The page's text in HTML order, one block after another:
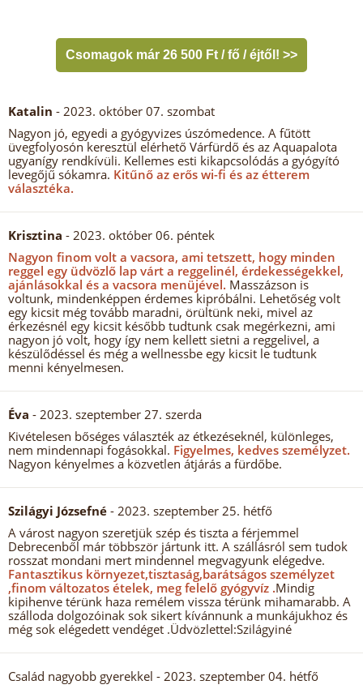
Csomagok már 26 500 Ft / fő / éjtől! >>
Katalin - 2023. október 07. szombat
Nagyon jó, egyedi a gyógyvizes úszómedence. A fűtött
üvegfolyosón keresztül elérhető Várfürdő és az Aquapalota
ugyanígy rendkívüli. Kellemes esti kikapcsolódás a gyógyító
levegőjű sókamra. Kitűnő az erős wi-fi és az étterem
választéka.
Krisztina - 2023. október 06. péntek
Nagyon finom volt a vacsora, ami tetszett, hogy minden
reggel egy üdvözlő lap várt a reggelinél, érdekességekkel,
ajánlásokkal és a vacsora menüjével. Masszázson is
voltunk, mindenképpen érdemes kipróbálni. Lehetőség volt
egy kicsit még tovább maradni, örültünk neki, mivel az
érkezésnél egy kicsit később tudtunk csak megérkezni, ami
nagyon jó volt, hogy így nem kellett sietni a reggelivel, a
készülődéssel és még a wellnessbe egy kicsit le tudtunk
menni kényelmesen.
Éva - 2023. szeptember 27. szerda
Kivételesen bőséges választék az étkezéseknél, különleges,
nem mindennapi fogásokkal. Figyelmes, kedves személyzet.
Nagyon kényelmes a közvetlen átjárás a fürdőbe.
Szilágyi Józsefné - 2023. szeptember 25. hétfő
A várost nagyon szeretjük szép és tiszta a férjemmel
Debrecenből már többször jártunk itt. A szállásról sem tudok
rosszat mondani mert mindennel megvagyunk elégedve.
Fantasztikus környezet,tisztaság,barátságos személyzet
,finom változatos ételek, meg felelő gyógyvíz .Mindig
kipihenve térünk haza remélem vissza térünk mihamarabb. A
szálloda dolgozóinak sok sikert kívánnunk a munkájukhoz és
még sok elégedett vendéget .Üdvözlettel:Szilágyiné
Család nagyobb gyerekkel - 2023. szeptember 04. hétfő